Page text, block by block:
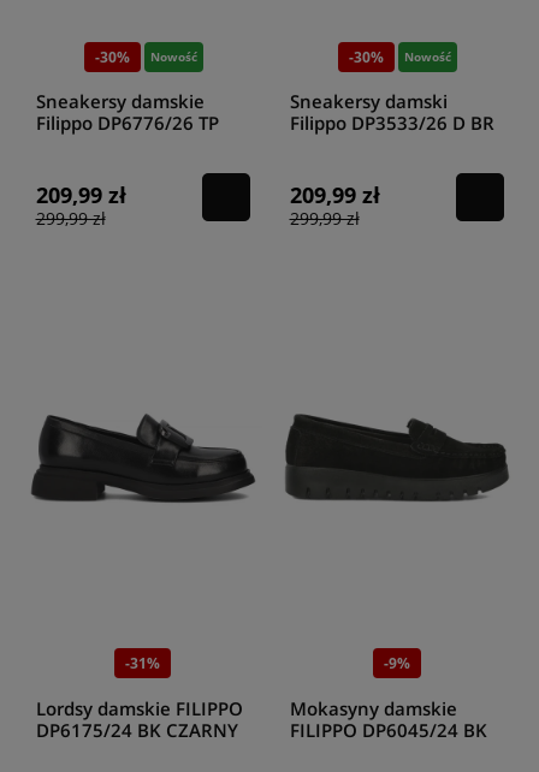
-30% Nowość
Sneakersy damskie
Filippo DP6776/26 TP
209,99 zł
299,99 zł
-30% Nowość
Sneakersy damski
Filippo DP3533/26 D BR
209,99 zł
299,99 zł
-31%
Lordsy damskie FILIPPO
DP6175/24 BK CZARNY
-9%
Mokasyny damskie
FILIPPO DP6045/24 BK